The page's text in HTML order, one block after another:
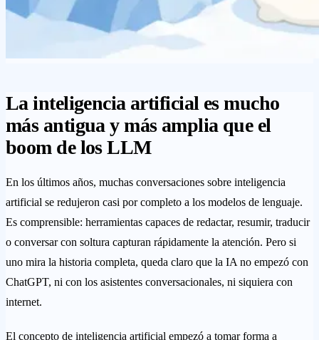
La inteligencia artificial es mucho
más antigua y más amplia que el
boom de los LLM
En los últimos años, muchas conversaciones sobre inteligencia
artificial se redujeron casi por completo a los modelos de lenguaje.
Es comprensible: herramientas capaces de redactar, resumir, traducir
o conversar con soltura capturan rápidamente la atención. Pero si
uno mira la historia completa, queda claro que la IA no empezó con
ChatGPT, ni con los asistentes conversacionales, ni siquiera con
internet.
El concepto de inteligencia artificial empezó a tomar forma a